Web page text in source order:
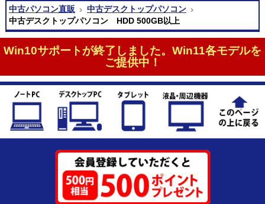
中古パソコン直販
中古デスクトップパソコン
中古デスクトップパソコン HDD 500GB以上
Win10サポートが終了しました。Win11各モデルを
ご提供中！